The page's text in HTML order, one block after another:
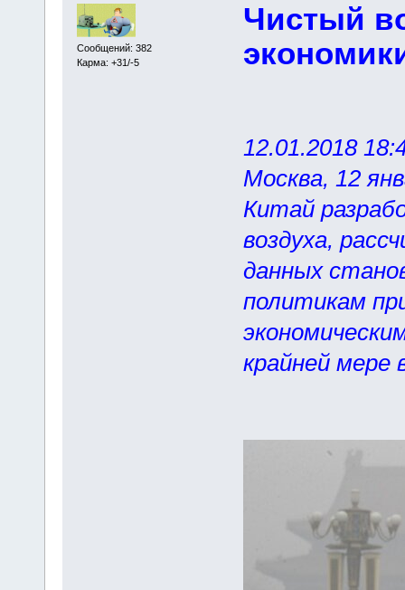
Сообщений: 382
Карма: +31/-5
Чистый
12.01.2018
Москва, 12
Китай
воздуха,
данных
политикам
крайней мере